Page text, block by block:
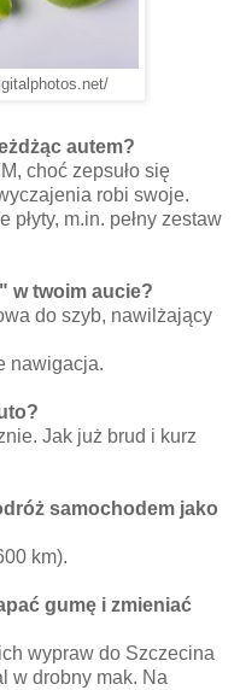
autem?
choć zepsuło się
robi swoje.
płyty, m.in. pełny zestaw
w twoim aucie?
do szyb, nawilżający
nawigacja.
Jak już brud i kurz
samochodem jako
km).
gumę i zmieniać
wypraw do Szczecina
w drobny mak. Na